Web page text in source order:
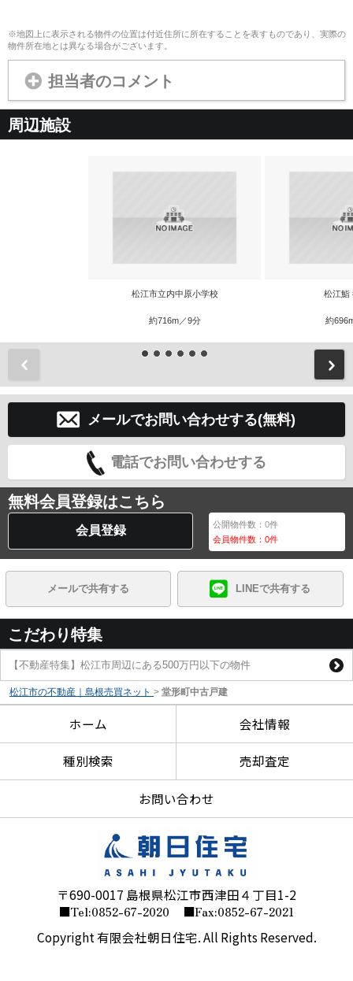
※地図上に表示される物件の位置は付近住所に所在することを表すものであり、実際の
物件所在地とは異なる場合がございます。
担当者のコメント
周辺施設
松江市立内中原小学校
約716m／9分
松江鮨
約
メールでお問い合わせする(無料)
電話でお問い合わせする
無料会員登録はこちら
会員登録 公開物件数：0件
会員物件数：0件
メールで共有する LINEで共有する
こだわり特集
【不動産特集】松江市周辺にある500万円以下の物件
松江市の不動産｜島根売買ネット > 堂形町中古戸建
ホーム 会社情報
種別検索 売却査定
お問い合わせ
〒690-0017 島根県松江市西津田４丁目1-2
■Tel:0852-67-2020 ■Fax:0852-67-2021
Copyright 有限会社朝日住宅. All Rights Reserved.